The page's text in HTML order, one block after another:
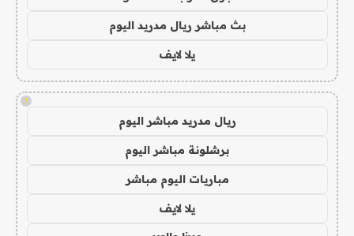
بث مباشر ريال مدريد اليوم
يلا لايف
!
ريال مدريد مباشر اليوم
برشلونة مباشر اليوم
مباريات اليوم مباشر
يلا لايف